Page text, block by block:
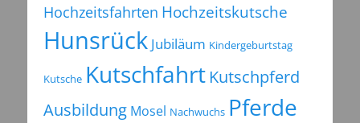
Hochzeitsfahrten Hochzeitskutsche
Hunsrück Jubiläum Kindergeburtstag
Kutsche Kutschfahrt Kutschpferd
Ausbildung Mosel Nachwuchs Pferde